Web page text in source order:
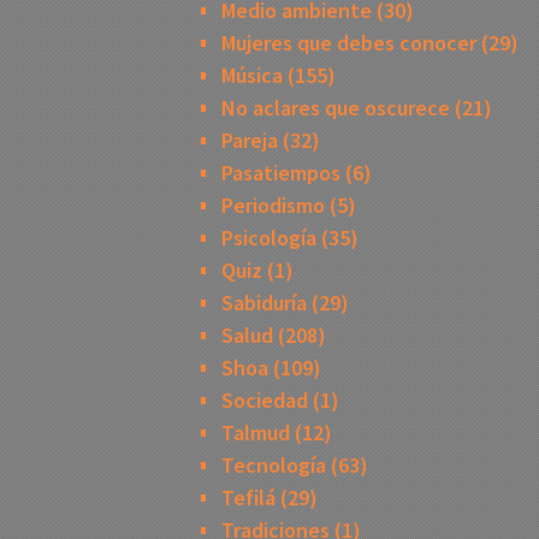
Medio ambiente (30)
Mujeres que debes conocer(29)
Música (155)
No aclares que oscurece (21)
Pareja (32)
Pasatiempos (6)
Periodismo (5)
Psicología (35)
Quiz (1)
Sabiduría (29)
Salud (208)
Shoa (109)
Sociedad (1)
Talmud (12)
Tecnología (63)
Tefilá (29)
Tradiciones (1)